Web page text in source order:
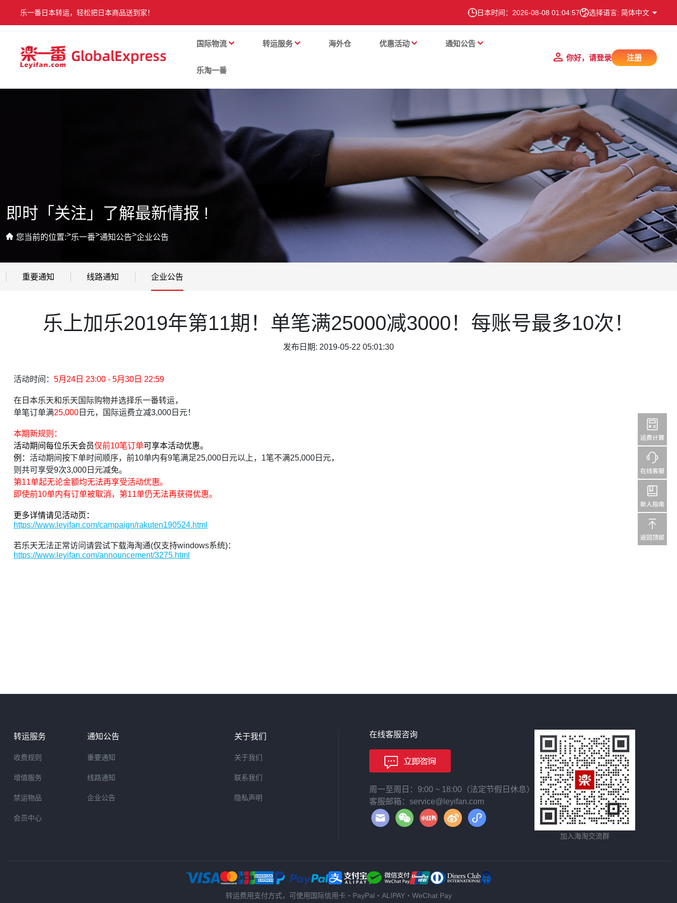
乐一番日本转运，轻松把日本商品送到家！ 日本时间： 2026-08-08 01:04:57 选择语言: 简体中文
国际物流 转运服务 海外仓 优惠活动 通知公告
乐淘一番
你好，请登录 注册
即时「关注」了解最新情报 !
您当前的位置:>乐一番>通知公告>企业公告
重要通知 线路通知 企业公告
乐上加乐2019年第11期！单笔满25000减3000！每账号最多10次！
发布日期: 2019-05-22 05:01:30
活动时间： 5月24日 23:00 - 5月30日 22:59
在日本乐天和乐天国际购物并选择乐一番转运，
单笔订单满25,000 日元，国际运费立减3,000 日元！
本期新规则：
活动期间每位乐天会员仅前10笔订单可享本活动优惠。
例： 活动期间按下单时间顺序，前10单内有9笔满足25,000日元以上，1笔不满25,000日元，
则共可享受9次3,000日元减免。
第11单起无论金额均无法再享受活动优惠。
即使前10单内有订单被取消，第11单仍无法再获得优惠。
更多详情请见活动页：
https://www.leyifan.com/campaign/rakuten190524.html
若乐天无法正常访问请尝试下载海淘通(仅支持windows系统)：
https://www.leyifan.com/announcement/3275.html
转运服务
收费规则
增值服务
禁运物品
会员中心
通知公告
重要通知
线路通知
企业公告
关于我们
关于我们
联系我们
隐私声明
在线客服咨询
周一至周日：9:00 ~ 18:00（法定节假日休息）
客服邮箱：service@leyifan.com
加入海淘交流群
转运费用支付方式，可使用国际信用卡・PayPal・ALIPAY・WeChat Pay